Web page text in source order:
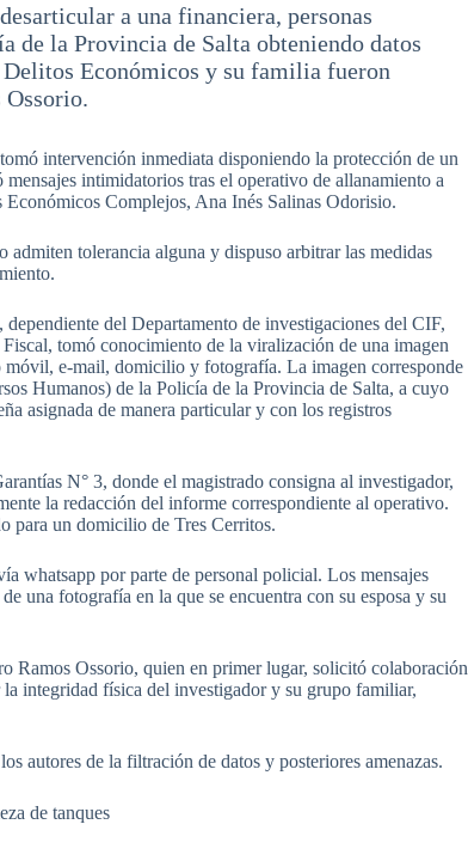
a una financiera, personas
de la Provincia de Salta obteniendo datos
Económicos y su familia fueron
Ossorio.
intervención inmediata disponiendo la protección de un
intimidatorios tras el operativo de allanamiento a
Complejos, Ana Inés Salinas Odorisio.
admiten tolerancia alguna y dispuso arbitrar las medidas
del Departamento de investigaciones del CIF,
tomó conocimiento de la viralización de una imagen
móvil, e-mail, domicilio y fotografía. La imagen corresponde
Humanos) de la Policía de la Provincia de Salta, a cuyo
asignada de manera particular y con los registros
N° 3, donde el magistrado consigna al investigador,
la redacción del informe correspondiente al operativo.
para un domicilio de Tres Cerritos.
whatsapp por parte de personal policial. Los mensajes
una fotografía en la que se encuentra con su esposa y su
Ramos Ossorio, quien en primer lugar, solicitó colaboración
integridad física del investigador y su grupo familiar,
autores de la filtración de datos y posteriores amenazas.